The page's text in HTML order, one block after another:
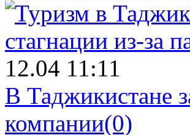
12.04 11:11
В Таджикистане
компании(0)